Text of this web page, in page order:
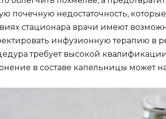
почечную недостаточность,
стационара врачи имеют
инфузионную терапию в
требует высокой
в составе капельницы может